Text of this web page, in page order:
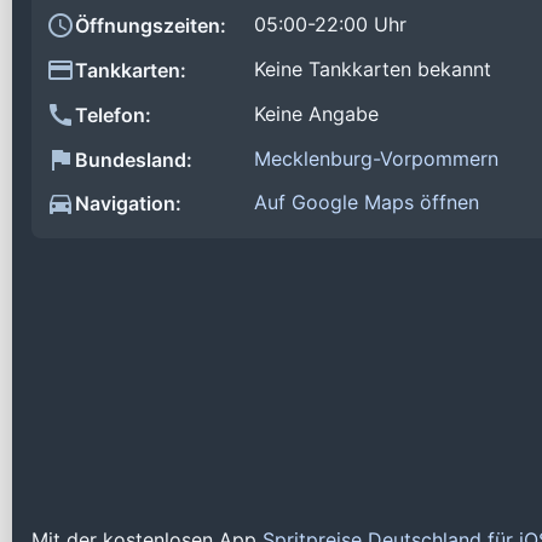
Öffnungszeiten:
05:00-22:00 Uhr
Tankkarten:
Keine Tankkarten bekannt
Telefon:
Keine Angabe
Bundesland:
Mecklenburg-Vorpommern
Navigation:
Auf Google Maps öffnen